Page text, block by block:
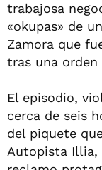
trabajosa
«okupas» de
Zamora que
tras una
El episodio,
cerca de seis
del piquete
Autopista Illia,